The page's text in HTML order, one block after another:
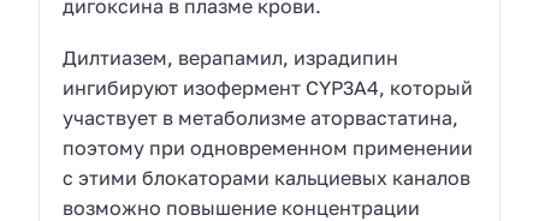
дигоксина в плазме крови.
Дилтиазем, верапамил, израдипин
ингибируют изофермент CYP3A4, который
участвует в метаболизме аторвастатина,
поэтому при одновременном применении
с этими блокаторами кальциевых каналов
возможно повышение концентрации